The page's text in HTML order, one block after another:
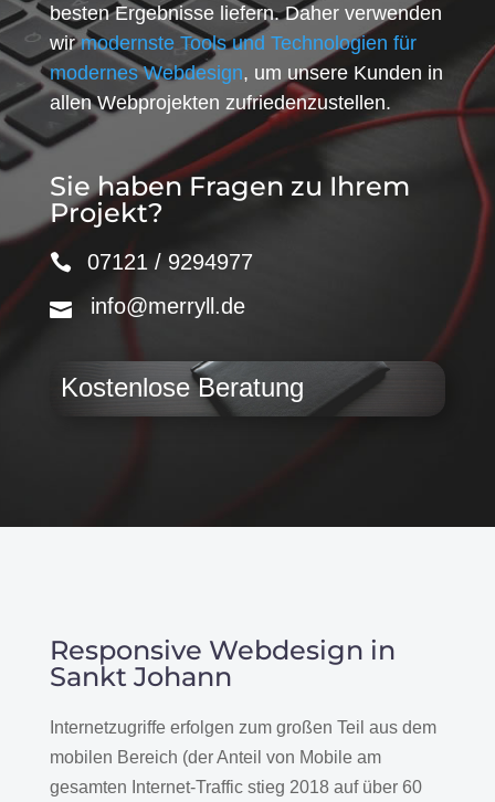
besten Ergebnisse liefern. Daher verwenden
wirmodernste Tools und Technologien für
modernes Webdesign, um unsere Kunden in
allen Webprojekten zufriedenzustellen.
Sie haben Fragen zu Ihrem
Projekt?
07121 / 9294977
info@merryll.de
Kostenlose Beratung
Responsive Webdesign in
Sankt Johann
Internetzugriffe erfolgen zum großen Teil aus dem
mobilen Bereich (der Anteil von Mobile am
gesamten Internet-Traffic stieg 2018 auf über 60